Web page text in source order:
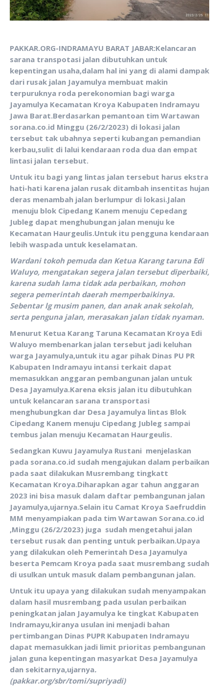
PAKKAR.ORG-INDRAMAYU BARAT JABAR:Kelancaran
sarana transpotasi jalan dibutuhkan untuk
kepentingan usaha,dalam hal ini yang di alami dampak
dari rusak jalan Jayamulya membuat makin
terpuruknya roda perekonomian bagi warga
Jayamulya Kecamatan Kroya Kabupaten Indramayu
Jawa Barat.Berdasarkan pemantoan tim Wartawan
sorana.co.id Minggu (26/2/2023) di lokasi jalan
tersebut tak ubahnya seperti kubangan pemandian
kerbau,sulit di lalui kendaraan roda dua dan empat
lintasi jalan tersebut.
Untuk itu bagi yang lintas jalan tersebut harus ekstra
hati-hati karena jalan rusak ditambah insentitas hujan
deras menambah jalan berlumpur di lokasi.Jalan
menuju blok Cipedang Kanem menuju Cepedang
Jubleg dapat menghubungan jalan menuju ke
Kecamatan Haurgeulis.Untuk itu pengguna kendaraan
lebih waspada untuk keselamatan.
Wardani tokoh pemuda dan Ketua Karang taruna Edi
Waluyo, mengatakan segera jalan tersebut diperbaiki,
karena sudah lama tidak ada perbaikan, mohon
segera pemerintah daerah memperbaikinya.
Sebentar lg musim panen, dan anak anak sekolah,
serta penguna jalan, merasakan jalan tidak nyaman.
Menurut Ketua Karang Taruna Kecamatan Kroya Edi
Waluyo membenarkan jalan tersebut jadi keluhan
warga Jayamulya,untuk itu agar pihak Dinas PU PR
Kabupaten Indramayu intansi terkait dapat
memasukkan anggaran pembangunan jalan untuk
Desa Jayamulya.Karena eksis jalan itu dibutuhkan
untuk kelancaran sarana transportasi
menghubungkan dar Desa Jayamulya lintas Blok
Cipedang Kanem menuju Cipedang Jubleg sampai
tembus jalan menuju Kecamatan Haurgeulis.
Sedangkan Kuwu Jayamulya Rustani menjelaskan
pada sorana.co.id sudah mengajukan dalam perbaikan
pada saat dilakukan Musrembang tingkatt
Kecamatan Kroya.Diharapkan agar tahun anggaran
2023 ini bisa masuk dalam daftar pembangunan jalan
Jayamulya,ujarnya.Selain itu Camat Kroya Saefruddin
MM menyampiakan pada tim Wartawan Sorana.co.id
,Minggu (26/2/2023) juga sudah mengetahui jalan
tersebut rusak dan penting untuk perbaikan.Upaya
yang dilakukan oleh Pemerintah Desa Jayamulya
beserta Pemcam Kroya pada saat musrembang sudah
di usulkan untuk masuk dalam pembangunan jalan.
Untuk itu upaya yang dilakukan sudah menyampakan
dalam hasil musrembang pada usulan perbaikan
peningkatan jalan Jayamulya ke tingkat Kabupaten
Indramayu,kiranya usulan ini menjadi bahan
pertimbangan Dinas PUPR Kabupaten Indramayu
dapat memasukkan jadi limit prioritas pembangunan
jalan guna kepentingan masyarkat Desa Jayamulya
dan sekitarnya,ujarnya.
(pakkar.org/sbr/tomi/supriyadi)